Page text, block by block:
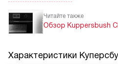
Читайте также
Обзор Kuppersbush
Характеристики